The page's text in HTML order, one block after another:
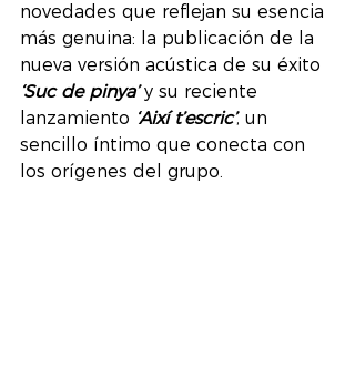
novedades que reflejan su esencia
más genuina: la publicación de la
nueva versión acústica de su éxito
‘Suc de pinya’ y su reciente
lanzamiento ‘Així t’escric’, un
sencillo íntimo que conecta con
los orígenes del grupo.